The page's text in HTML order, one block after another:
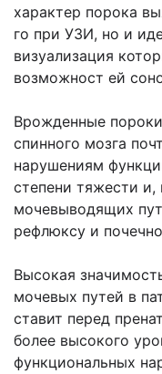
характер порока
го при УЗИ, но и
визуализация
возможност ей
Врожденные
спинного мозга
нарушениям
степени тяжести и,
мочевыводящих
рефлюксу и
Высокая
мочевых путей в
ставит перед
более высокого
функциональных